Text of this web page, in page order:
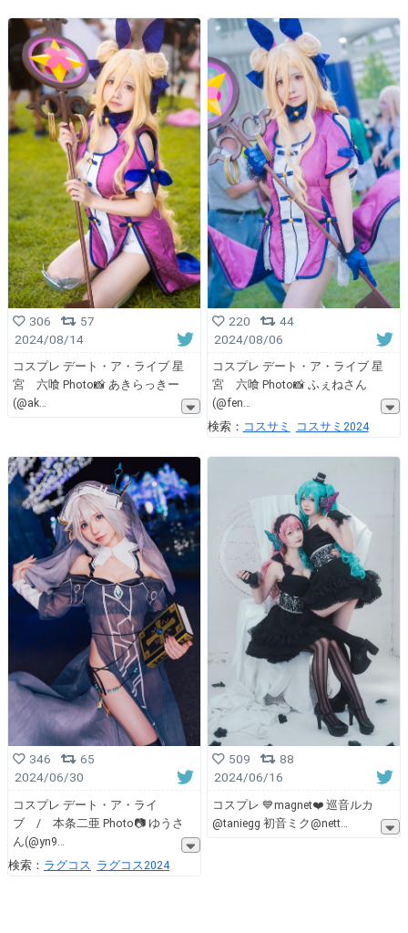
306
57
2024/08/14
コスプレ デート・ア・ライブ 星
宮 六喰 Photo📸 あきらっきー
(@ak
220
44
2024/08/06
コスプレ デート・ア・ライブ 星
宮 六喰 Photo📸 ふぇねさん
(@fen
検索： コスサミ コスサミ2024
346
65
2024/06/30
コスプレ デート・ア・ライ
ブ / 本条二亜 Photo📷 ゆうさ
ん(@yn9
検索： ラグコス ラグコス2024
509
88
2024/06/16
コスプレ 💙magnet❤️ 巡音ルカ
@taniegg 初音ミク@nett